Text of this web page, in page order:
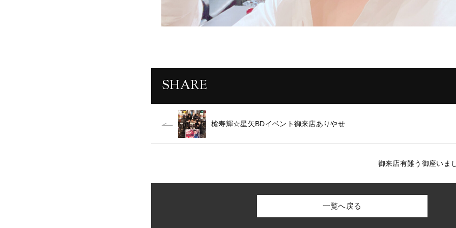
SHARE
槍寿輝☆星矢BDイベント御来店ありやせ
御来店有難う御座いま
一覧へ戻る